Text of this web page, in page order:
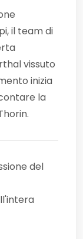
il team di
vissuto
inizia
la
del